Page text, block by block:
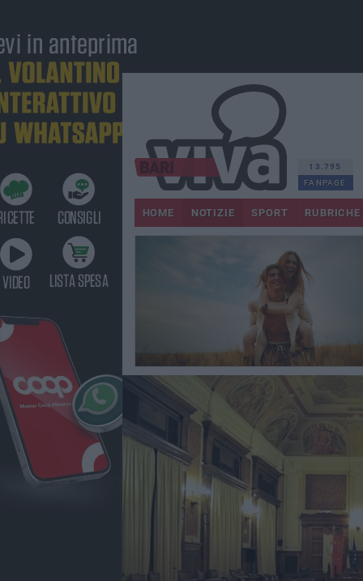
13.795
FANPAGE
HOME NOTIZIE SPORT RUBRICHE